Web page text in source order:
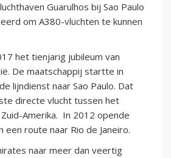
Guarulhos bij Sao Paulo
om A380-vluchten te kunnen
het tienjarig jubileum van
De maatschappij startte in
lijndienst naar Sao Paulo. Dat
directe vlucht tussen het
Amerika. In 2012 opende
een route naar Rio de Janeiro.
naar meer dan veertig